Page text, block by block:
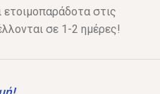
ετοιμοπαράδοτα στις
σε 1-2 ημέρες!